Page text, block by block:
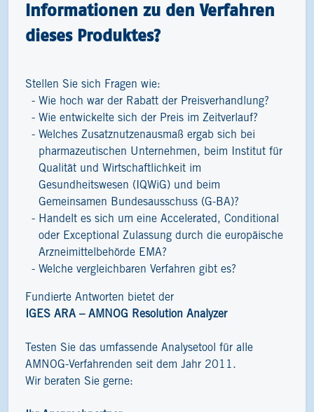
Informationen zu den Verfahren
dieses Produktes?
Stellen Sie sich Fragen wie:
Wie hoch war der Rabatt der Preisverhandlung?
Wie entwickelte sich der Preis im Zeitverlauf?
Welches Zusatznutzenausmaß ergab sich bei
pharmazeutischen Unternehmen, beim Institut für
Qualität und Wirtschaftlichkeit im
Gesundheitswesen (IQWiG) und beim
Gemeinsamen Bundesausschuss (G-BA)?
Handelt es sich um eine Accelerated, Conditional
oder Exceptional Zulassung durch die europäische
Arzneimittelbehörde EMA?
Welche vergleichbaren Verfahren gibt es?
Fundierte Antworten bietet der
IGES ARA – AMNOG Resolution Analyzer
Testen Sie das umfassende Analysetool für alle
AMNOG-Verfahrenden seit dem Jahr 2011.
Wir beraten Sie gerne: